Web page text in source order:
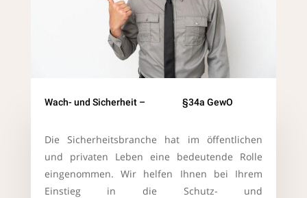
Wach- und Sicherheit – §34a GewO
Die Sicherheitsbranche hat im öffentlichen
und privaten Leben eine bedeutende Rolle
eingenommen. Wir helfen Ihnen bei Ihrem
Einstieg in die Schutz- und